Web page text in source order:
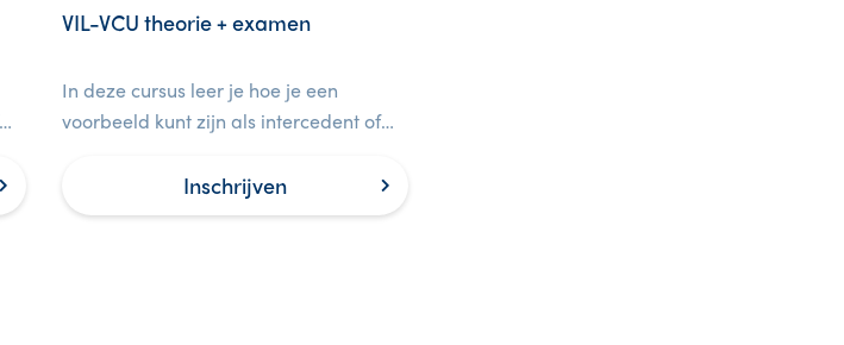
VIL-VCU theorie + examen
In deze cursus leer je hoe je een
voorbeeld kunt zijn als intercedent of
het gebied van veiligheid.
Inschrijven